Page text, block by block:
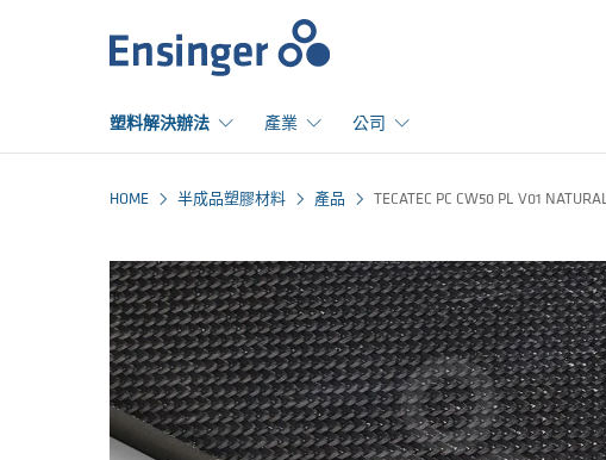
頁
塑料解決辦法 產業 公司
HOME 半成品塑膠材料 產品 TECATEC PC CW50 PL V01